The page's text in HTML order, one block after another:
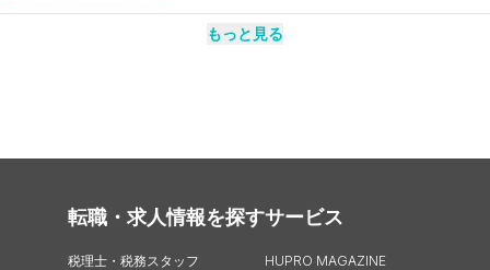
もっと見る
転職・求人情報を探す
税理士・税務スタッフ
サービス
HUPRO MAGAZINE